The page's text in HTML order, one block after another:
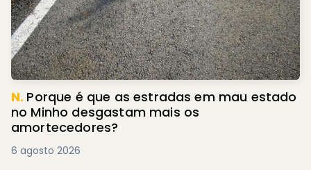
N. Porque é que as estradas em mau estado
no Minho desgastam mais os
amortecedores?
6 agosto 2026